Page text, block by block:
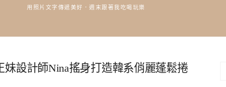
用照片文字傳遞美好．週末跟著我吃喝玩樂
設計師Nina搖身打造韓系俏麗蓬鬆捲